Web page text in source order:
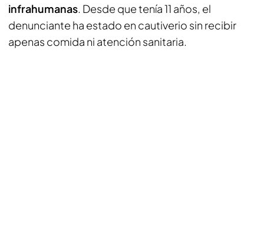
infrahumanas. Desde que tenía 11 años, el
denunciante ha estado en cautiverio sin recibir
apenas comida ni atención sanitaria.